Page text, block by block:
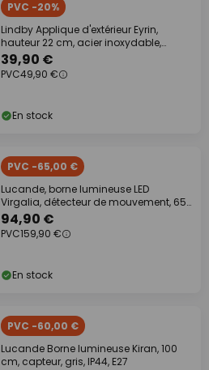
PVC -20%
Lindby Applique d'extérieur Eyrin,
hauteur 22 cm, acier inoxydable,
capteur
39,90 €
PVC49,90 €
En stock
PVC -65,00 €
Lucande, borne lumineuse LED
Virgalia, détecteur de mouvement, 65
cm, IP54
94,90 €
PVC159,90 €
En stock
PVC -60,00 €
Lucande Borne lumineuse Kiran, 100
cm, capteur, gris, IP44, E27